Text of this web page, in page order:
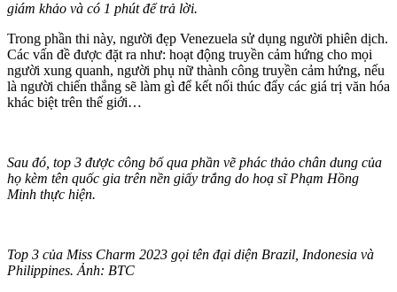
giám khảo và có 1 phút để trả lời.
Trong phần thi này, người đẹp Venezuela sử dụng người phiên dịch.
Các vấn đề được đặt ra như: hoạt động truyền cảm hứng cho mọi
người xung quanh, người phụ nữ thành công truyền cảm hứng, nếu
là người chiến thắng sẽ làm gì để kết nối thúc đẩy các giá trị văn hóa
khác biệt trên thế giới…
Sau đó, top 3 được công bố qua phần vẽ phác thảo chân dung của
họ kèm tên quốc gia trên nền giấy trắng do hoạ sĩ Phạm Hồng
Minh thực hiện.
Top 3 của Miss Charm 2023 gọi tên đại diện Brazil, Indonesia và
Philippines. Ảnh: BTC